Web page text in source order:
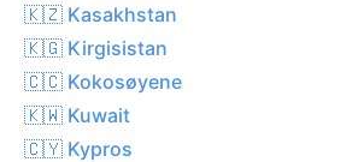
🇰🇿 Kasakhstan
🇰🇬 Kirgisistan
🇨🇨 Kokosøyene
🇰🇼 Kuwait
🇨🇾 Kypros